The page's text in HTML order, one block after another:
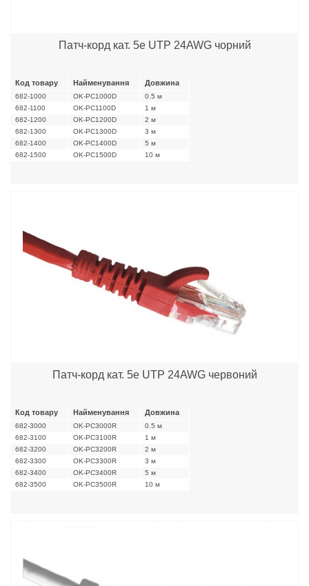
Патч-корд кат. 5е UTP 24AWG чорний
Код товару Найменування Довжина
682-1000 OK-PC1000D
0.5 м
682-1100
OK-PC1100D
1 м
682-1200
OK-PC1200D
2 м
682-1300
OK-PC1300D
3 м
682-1400
OK-PC1400D
5 м
682-1500
OK-PC1500D 10 м
Патч-корд кат. 5е UTP 24AWG червоний
Код товару Найменування Довжина
682-3000 OK-PC3000R
0.5 м
682-3100
OK-PC3100R
1 м
682-3200
OK-PC3200R
2 м
682-3300
OK-PC3300R
3 м
682-3400
OK-PC3400R
5 м
682-3500
OK-PC3500R 10 м